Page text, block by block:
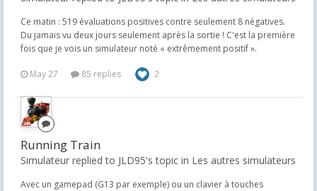
Ce matin : 519 évaluations positives contre seulement 8 négatives.
Du jamais vu deux jours seulement après la sortie ! C'est la première
fois que je vois un simulateur noté « extrêmement positif ».
May 27 85 replies 2
Running Train
Simulateur replied to JLD95's topic in Les autres simulateurs
Avec un gamepad (G13 par exemple) ou un clavier à touches